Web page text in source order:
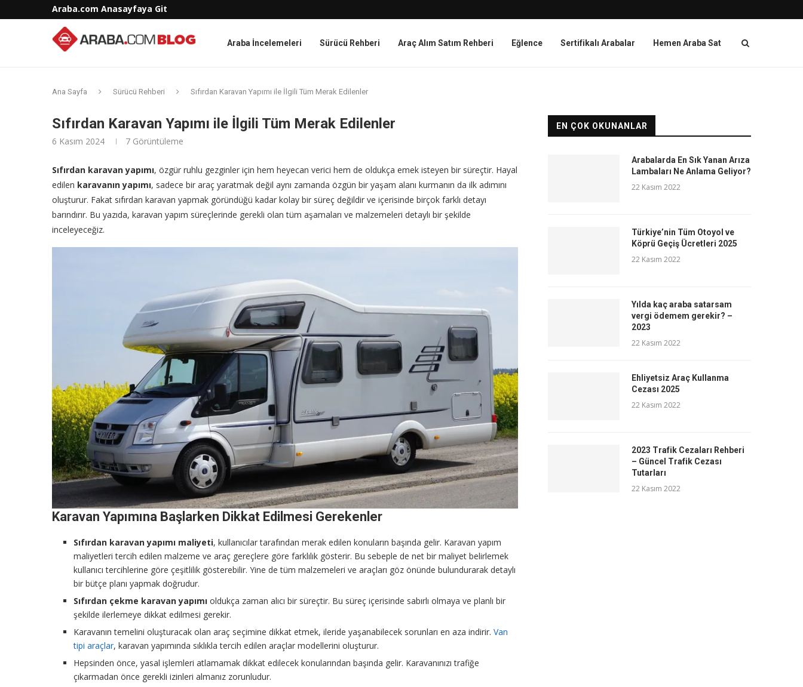
Araba.com Anasayfaya Git
Araba İncelemeleri Sürücü Rehberi Araç Alım Satım Rehberi Eğlence Sertifikalı Arabalar Hemen Araba Sat
Ana Sayfa Sürücü Rehberi Sıfırdan Karavan Yapımı ile İlgili Tüm Merak Edilenler
Sıfırdan Karavan Yapımı ile İlgili Tüm Merak Edilenler
6 Kasım 2024 7 Görüntüleme
Sıfırdan karavan yapımı, özgür ruhlu gezginler için hem heyecan verici hem de oldukça emek isteyen bir süreçtir. Hayal
edilen karavanın yapımı, sadece bir araç yaratmak değil aynı zamanda özgün bir yaşam alanı kurmanın da ilk adımını
oluşturur. Fakat sıfırdan karavan yapmak göründüğü kadar kolay bir süreç değildir ve içerisinde birçok farklı detayı
barındırır. Bu yazıda, karavan yapım süreçlerinde gerekli olan tüm aşamaları ve malzemeleri detaylı bir şekilde
inceleyeceğiz.
Karavan Yapımına Başlarken Dikkat Edilmesi Gerekenler
Sıfırdan karavan yapımı maliyeti, kullanıcılar tarafından merak edilen konuların başında gelir. Karavan yapım
maliyetleri tercih edilen malzeme ve araç gereçlere göre farklılık gösterir. Bu sebeple de net bir maliyet belirlemek
kullanıcı tercihlerine göre çeşitlilik gösterebilir. Yine de tüm malzemeleri ve araçları göz önünde bulundurarak detaylı
bir bütçe planı yapmak doğrudur.
Sıfırdan çekme karavan yapımı oldukça zaman alıcı bir süreçtir. Bu süreç içerisinde sabırlı olmaya ve planlı bir
şekilde ilerlemeye dikkat edilmesi gerekir.
Karavanın temelini oluşturacak olan araç seçimine dikkat etmek, ileride yaşanabilecek sorunları en aza indirir. Van
tipi araçlar, karavan yapımında sıklıkla tercih edilen araçlar modellerini oluşturur.
Hepsinden önce, yasal işlemleri atlamamak dikkat edilecek konularından başında gelir. Karavanınızı trafiğe
çıkarmadan önce gerekli izinleri almanız zorunludur.
EN ÇOK OKUNANLAR
Arabalarda En Sık Yanan Arıza
Lambaları Ne Anlama Geliyor?
22 Kasım 2022
Türkiye’nin Tüm Otoyol ve
Köprü Geçiş Ücretleri 2025
22 Kasım 2022
Yılda kaç araba satarsam
vergi ödemem gerekir? –
2023
22 Kasım 2022
Ehliyetsiz Araç Kullanma
Cezası 2025
22 Kasım 2022
2023 Trafik Cezaları Rehberi
– Güncel Trafik Cezası
Tutarları
22 Kasım 2022